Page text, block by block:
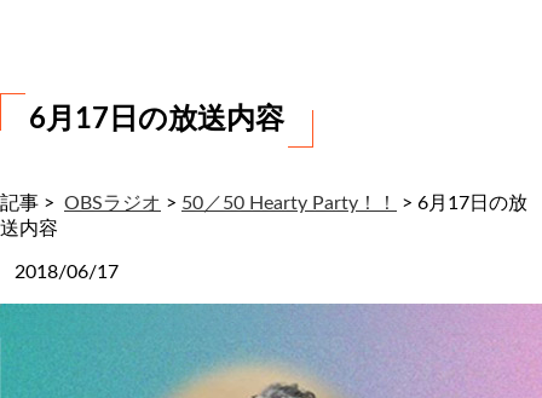
6月17日の放送内容
記事 > OBSラジオ > 50／50 Hearty Party！！ > 6月17日の放
送内容
2018/06/17